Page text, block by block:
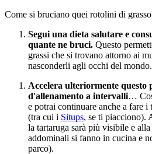
Come si bruciano quei rotolini di
Segui una dieta salutare e
quante ne bruci. Questo
grassi che si trovano attorno ai
nasconderli agli occhi del mondo.
Accelera ulteriormente questo
d'allenamento a intervalli…
e potrai continuare anche a fare i
(tra cui i Situps, se ti piacciono).
la tartaruga sarà più visibile e
addominali si fanno in cucina e
parco).